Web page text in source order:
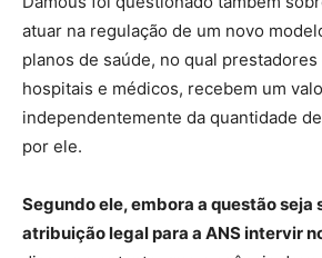
atuar na regulação de um novo
planos de saúde, no qual
hospitais e médicos, recebem um
independentemente da quantidade
por ele.
Segundo ele, embora a questão seja
atribuição legal para a ANS intervir